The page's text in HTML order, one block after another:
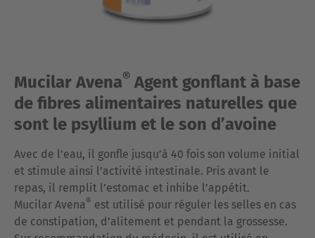
Mucilar Avena® Agent gonflant à base
de fibres alimentaires naturelles que
sont le psyllium et le son d’avoine
Avec de l’eau, il gonfle jusqu’à 40 fois son volume initial
et stimule ainsi l’activité intestinale. Pris avant le
repas, il remplit l’estomac et inhibe l’appétit.
Mucilar Avena® est utilisé pour réguler les selles en cas
de constipation, d’alitement et pendant la grossesse.